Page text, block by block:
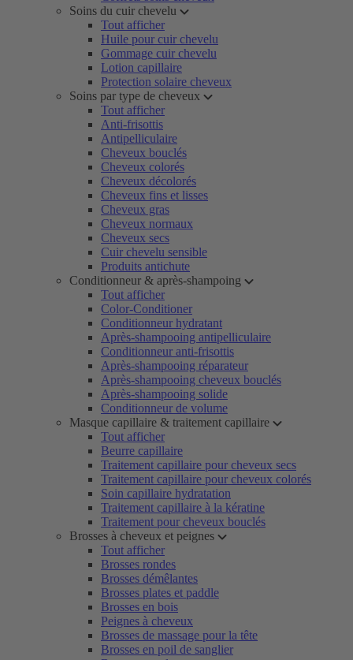
Soins du cuir chevelu
Tout afficher
Huile pour cuir chevelu
Gommage cuir chevelu
Lotion capillaire
Protection solaire cheveux
Soins par type de cheveux
Tout afficher
Anti-frisottis
Antipelliculaire
Cheveux bouclés
Cheveux colorés
Cheveux décolorés
Cheveux fins et lisses
Cheveux gras
Cheveux normaux
Cheveux secs
Cuir chevelu sensible
Produits antichute
Conditionneur & après-shampoing
Tout afficher
Color-Conditioner
Conditionneur hydratant
Après-shampooing antipelliculaire
Conditionneur anti-frisottis
Après-shampooing réparateur
Après-shampooing cheveux bouclés
Après-shampooing solide
Conditionneur de volume
Masque capillaire & traitement capillaire
Tout afficher
Beurre capillaire
Traitement capillaire pour cheveux secs
Traitement capillaire pour cheveux colorés
Soin capillaire hydratation
Traitement capillaire à la kératine
Traitement pour cheveux bouclés
Brosses à cheveux et peignes
Tout afficher
Brosses rondes
Brosses démêlantes
Brosses plates et paddle
Brosses en bois
Peignes à cheveux
Brosses de massage pour la tête
Brosses en poil de sanglier